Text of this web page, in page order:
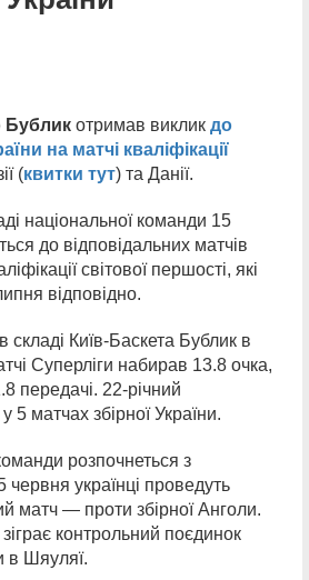
Бублик отримав виклик до
на матчі кваліфікації
(квитки тут) та Данії.
національної команди 15
до відповідальних матчів
світової першості, які
відповідно.
складі Київ-Баскета Бублик в
Суперліги набирав 13.8 очка,
передачі. 22-річний
у 5 матчах збірної України.
розпочнеться з
українці проведуть
матч — проти збірної Анголи.
контрольний поєдинок
в Шяуляї.